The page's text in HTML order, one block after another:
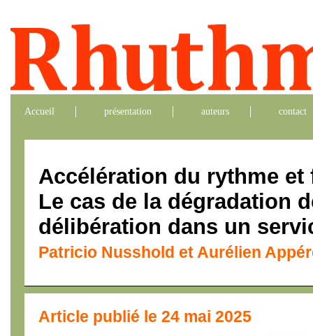
Accueil présentation auteurs contact
Accélération du rythme
Le cas de la dégradation
délibération dans un
Patricio Nusshold et Aurélien
Article publié le 24 mai 2025